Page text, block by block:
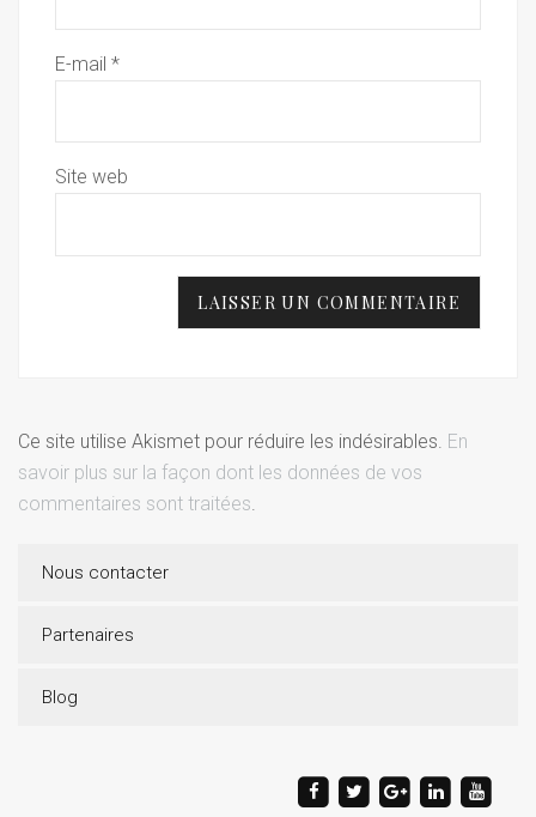
E-mail *
Site web
Ce site utilise Akismet pour réduire les indésirables. En
savoir plus sur la façon dont les données de vos
commentaires sont traitées.
Nous contacter
Partenaires
Blog